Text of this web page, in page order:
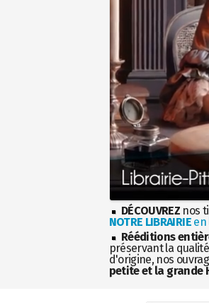
DÉCOUVREZ nos
NOTRE LIBRAIRIEen
Rééditions
préservant la
d'origine, nos
petite et la grande